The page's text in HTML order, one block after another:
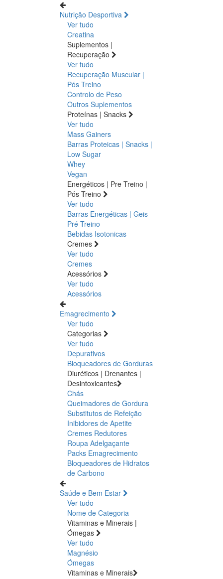
Nutrição Desportiva
Ver tudo
Creatina
Suplementos |
Recuperação
Ver tudo
Recuperação Muscular |
Pós Treino
Controlo de Peso
Outros Suplementos
Proteínas | Snacks
Ver tudo
Mass Gainers
Barras Proteicas | Snacks |
Low Sugar
Whey
Vegan
Energéticos | Pre Treino |
Pós Treino
Ver tudo
Barras Energéticas | Geis
Pré Treino
Bebidas Isotonicas
Cremes
Ver tudo
Cremes
Acessórios
Ver tudo
Acessórios
Emagrecimento
Ver tudo
Categorias
Ver tudo
Depurativos
Bloqueadores de Gorduras
Diuréticos | Drenantes |
Desintoxicantes
Chás
Queimadores de Gordura
Substitutos de Refeição
Inibidores de Apetite
Cremes Redutores
Roupa Adelgaçante
Packs Emagrecimento
Bloqueadores de Hidratos
de Carbono
Saúde e Bem Estar
Ver tudo
Nome de Categoria
Vitaminas e Minerais |
Ómegas
Ver tudo
Magnésio
Ómegas
Vitaminas e Minerais